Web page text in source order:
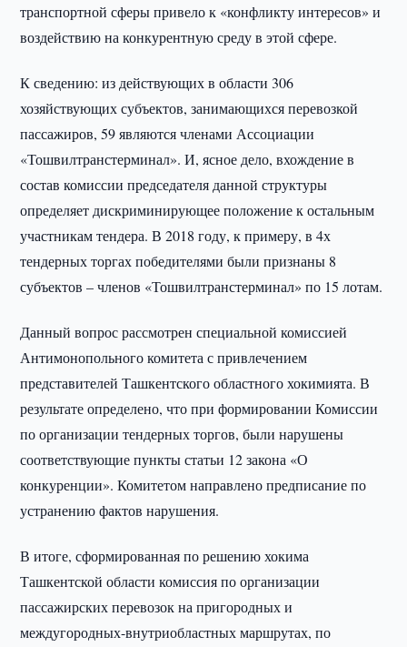
транспортной сферы привело к «конфликту интересов» и
воздействию на конкурентную среду в этой сфере.
К сведению: из действующих в области 306
хозяйствующих субъектов, занимающихся перевозкой
пассажиров, 59 являются членами Ассоциации
«Тошвилтранстерминал». И, ясное дело, вхождение в
состав комиссии председателя данной структуры
определяет дискриминирующее положение к остальным
участникам тендера. В 2018 году, к примеру, в 4х
тендерных торгах победителями были признаны 8
субъектов – членов «Тошвилтранстерминал» по 15 лотам.
Данный вопрос рассмотрен специальной комиссией
Антимонопольного комитета с привлечением
представителей Ташкентского областного хокимията. В
результате определено, что при формировании Комиссии
по организации тендерных торгов, были нарушены
соответствующие пункты статьи 12 закона «О
конкуренции». Комитетом направлено предписание по
устранению фактов нарушения.
В итоге, сформированная по решению хокима
Ташкентской области комиссия по организации
пассажирских перевозок на пригородных и
междугородных-внутриобластных маршрутах, по